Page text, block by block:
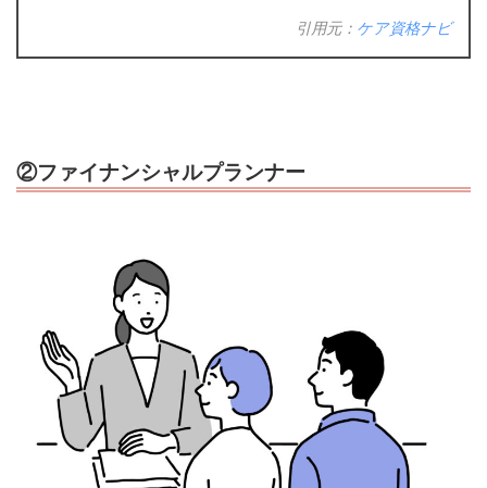
引用元： ケア資格ナビ
②ファイナンシャルプランナー